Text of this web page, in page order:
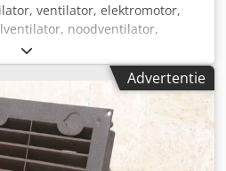
ventilator, elektromotor,
noodventilator,
afzuigkap -fabrikant:
radiaalventilator type R2D190-
-spanning: 415 V 50/60Hz
beschikbaar -Afmetingen:
2,8 kg
Advertentie